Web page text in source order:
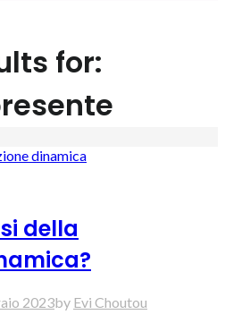
for:
della
2023by Evi Choutou